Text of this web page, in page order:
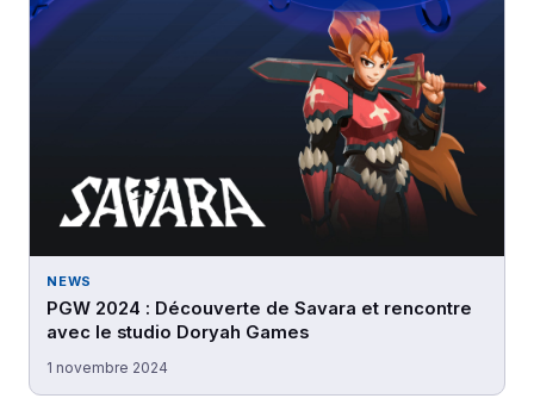
NEWS
PGW 2024 : Découverte de Savara et rencontre
avec le studio Doryah Games
1 novembre 2024